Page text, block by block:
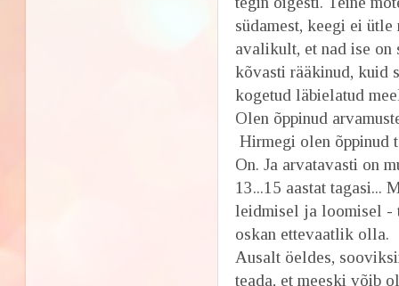
südamest, keegi ei
avalikult, et nad ise
kõvasti rääkinud, kuid
kogetud läbielatud
Olen õppinud
Hirmegi olen õppinud
On. Ja arvatavasti on
13...15 aastat tagasi...
leidmisel ja loomisel -
oskan ettevaatlik olla.
Ausalt öeldes,
teada, et meeski võib